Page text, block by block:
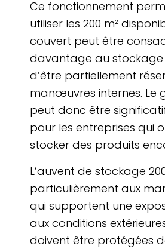
Ce fonctionnement
utiliser les 200 m²
couvert peut être
davantage au stockage
d’être partiellement
manœuvres internes. Le
peut donc être
pour les entreprises qui
stocker des produits
L’auvent de stockage
particulièrement aux
qui supportent une
aux conditions
doivent être protégées